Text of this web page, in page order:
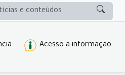
Acesso a informação